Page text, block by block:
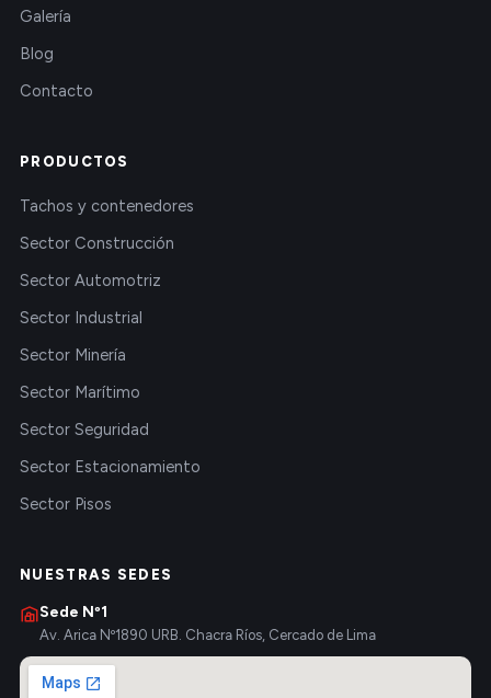
Galería
Blog
Contacto
PRODUCTOS
Tachos y contenedores
Sector Construcción
Sector Automotriz
Sector Industrial
Sector Minería
Sector Marítimo
Sector Seguridad
Sector Estacionamiento
Sector Pisos
NUESTRAS SEDES
Sede Nº1
Av. Arica Nº1890 URB. Chacra Ríos, Cercado de Lima